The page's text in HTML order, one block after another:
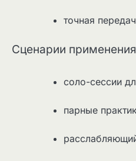
точная
Сценарии
соло-сессии
парные